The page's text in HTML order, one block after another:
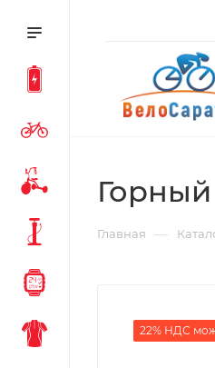
Главная —
22% НДС